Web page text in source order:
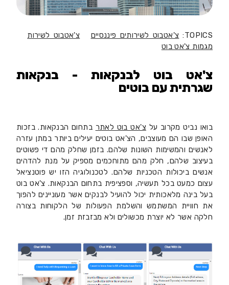
TOPICS: צ'אטבוט לשירותים פיננסיים
צ'אטבוט לשירות
מגמות צ'אט בוט
צ'אט בוט לבנקאות - בנקאות
שגרתית עם בוטים
בואו נביט מקרוב על צ'אט בוט לאתר בתחום הבנקאות. בזכות
האופן שבו הם מעוצבים, הצ'אט בוטים יעילים ביותר במתן עזרה
לאנשים והמשימות השונות שלהם. בזמן שחלק מהם די פשוטים
בעיצוב שלהם, חלק מהם מתוחכמים מספיק על מנת להדהים
אנשים ביכולות הטכניות שלהם. לטכנולוגיה הזו יש פוטנציאל
עצום כמעט בכל תעשיה, וספציפית בתחום הבנקאות. צ'אט בוט
בעל בינה מלאכותית יכול להועיל לבנקים אשר מעוניינים להפוך
את חוויית המשתמש והשלמת הפעולות של הלקוחות בצורה
חלקה אשר לא יוצרת מכשולים ולא מבזבזת זמן.